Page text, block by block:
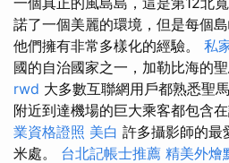
諾了一個美麗的環境，但是每個
他們擁有非常多樣化的經驗。 私
國的自治國家之一，加勒比海的
rwd 大多數互聯網用戶都熟悉聖
附近到達機場的巨大乘客都包含
業資格證照 美白 許多攝影師的最
米處。 台北記帳士推薦 精美外燴